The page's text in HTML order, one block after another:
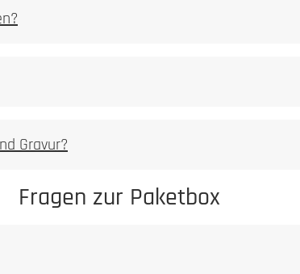
Gravur?
Fragen zur Paketbox